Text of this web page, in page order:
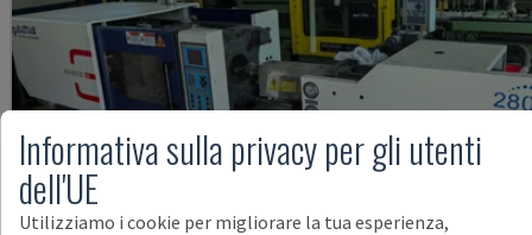
Informativa sulla privacy per gli utenti
dell'UE
Utilizziamo i cookie per migliorare la tua esperienza,